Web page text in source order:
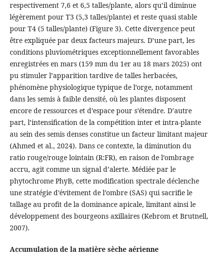
respectivement 7,6 et 6,5 talles/plante, alors qu’il diminue
légèrement pour T3 (5,3 talles/plante) et reste quasi stable
pour T4 (5 talles/plante) (Figure 3). Cette divergence peut
être expliquée par deux facteurs majeurs. D’une part, les
conditions pluviométriques exceptionnellement favorables
enregistrées en mars (159 mm du 1er au 18 mars 2025) ont
pu stimuler l’apparition tardive de talles herbacées,
phénomène physiologique typique de l’orge, notamment
dans les semis à faible densité, où les plantes disposent
encore de ressources et d’espace pour s’étendre. D’autre
part, l’intensification de la compétition inter et intra-plante
au sein des semis denses constitue un facteur limitant majeur
(Ahmed et al., 2024). Dans ce contexte, la diminution du
ratio rouge/rouge lointain (R:FR), en raison de l’ombrage
accru, agit comme un signal d’alerte. Médiée par le
phytochrome PhyB, cette modification spectrale déclenche
une stratégie d’évitement de l’ombre (SAS) qui sacrifie le
tallage au profit de la dominance apicale, limitant ainsi le
développement des bourgeons axillaires (Kebrom et Brutnell,
2007).
Accumulation de la matière sèche aérienne